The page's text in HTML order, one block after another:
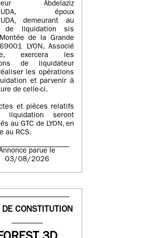
Abdelaziz
époux
demeurant au
de liquidation sis
de la Grande
LYON, Associé
exercera les
de liquidateur
les opérations
et parvenir à
de celle-ci.
et pièces relatifs
seront
au GTC de LYON, en
au RCS.
parue le
03/08/2026
CONSTITUTION